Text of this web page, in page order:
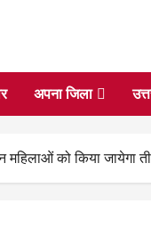
अपना जिला
को किया जायेगा